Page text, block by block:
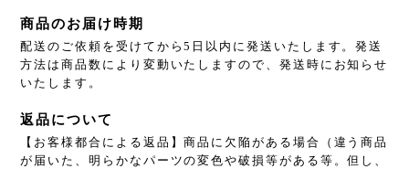
商品のお届け時期
配送のご依頼を受けてから5日以内に発送いたします。発送
方法は商品数により変動いたしますので、発送時にお知らせ
いたします。
返品について
【お客様都合による返品】商品に欠陥がある場合（違う商品
が届いた、明らかなパーツの変色や破損等がある等。但し、